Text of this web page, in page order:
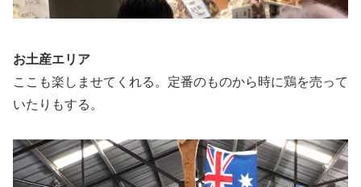
お土産エリア
ここも楽しませてくれる。定番のものから時に鶏を売って
いたりもする。